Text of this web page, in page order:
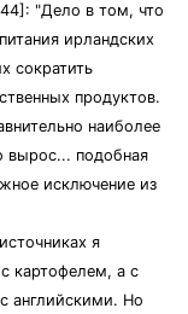
"Дело в том, что
ирландских
сократить
продуктов.
наиболее
вырос... подобная
исключение из
я
картофелем, а с
английскими. Но